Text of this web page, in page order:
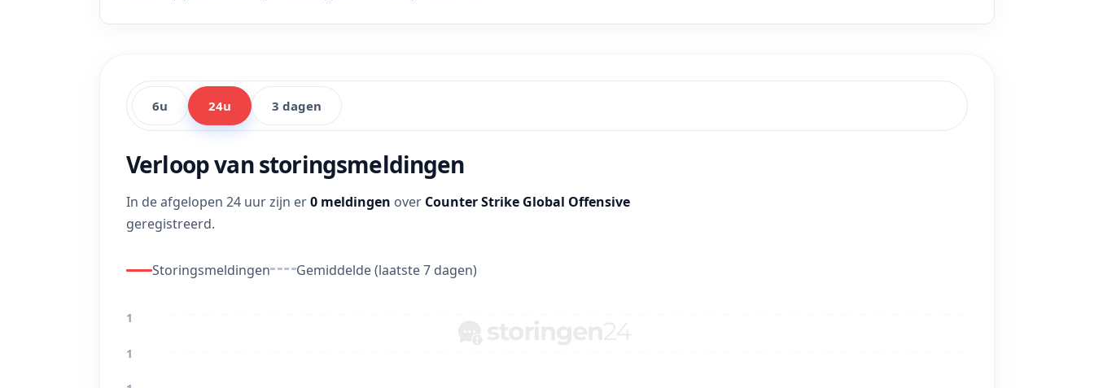
6u 24u 3 dagen
Verloop van storingsmeldingen
In de afgelopen 24 uur zijn er0 meldingen over Counter Strike Global Offensive
geregistreerd.
Storingsmeldingen Gemiddelde (laatste 7 dagen)
1
1